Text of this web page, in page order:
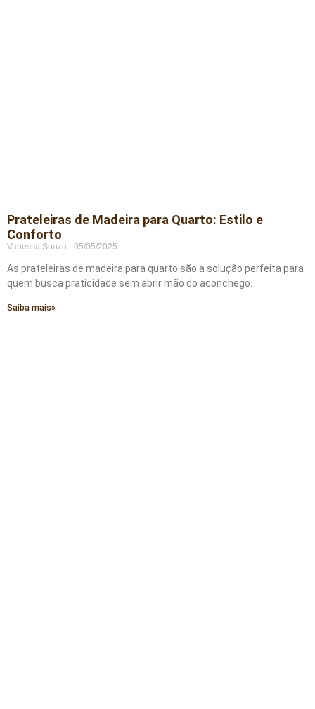
Prateleiras de Madeira para Quarto: Estilo e
Conforto
Vanessa Souza 05/05/2025
As prateleiras de madeira para quarto são a solução perfeita para
quem busca praticidade sem abrir mão do aconchego.
Saiba mais»